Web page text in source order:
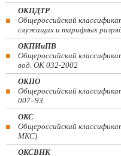
ОКПДТР
Общероссийский
служащих и тарифных
ОКПИиПВ
Общероссийский
вод. ОК 032-2002
ОКПО
Общероссийский
007–93
ОКС
Общероссийский
МКС)
ОКСВНК